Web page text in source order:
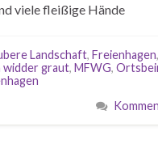
viele fleißige Hände
Landschaft, Freienhagen,
widder graut, MFWG,